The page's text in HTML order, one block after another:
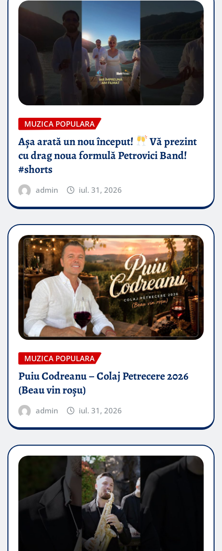
MUZICA POPULARA
Așa arată un nou început!
Vă prezint
cu drag noua formulă Petrovici Band!
#shorts
admin iul. 31, 2026
MUZICA POPULARA
Puiu Codreanu – Colaj Petrecere 2026
(Beau vin roșu)
admin iul. 31, 2026